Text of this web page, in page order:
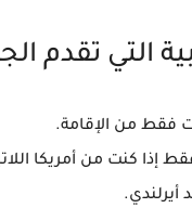
إذا كنت من أمريكا
أيرلندي.